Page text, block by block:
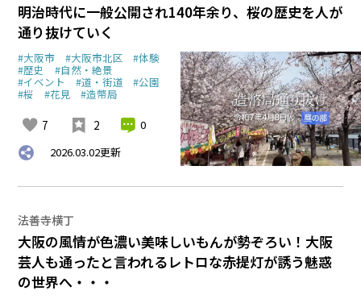
明治時代に一般公開され140年余り、桜の歴史を人が
通り抜けていく
#大阪市 #大阪市北区 #体験
#歴史 #自然・絶景
#イベント #道・街道 #公園
#桜 #花見 #造幣局
7 2
0
2026.03.02更新
法善寺横丁
大阪の風情が色濃い美味しいもんが勢ぞろい！大阪
芸人も通ったと言われるレトロな赤提灯が誘う魅惑
の世界へ・・・